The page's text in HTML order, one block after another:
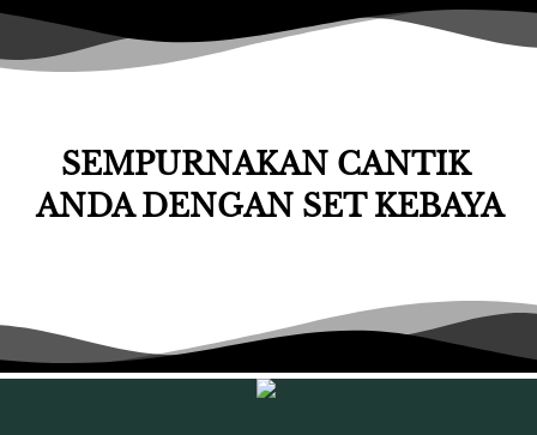
SEMPURNAKAN CANTIK
ANDA DENGAN SET KEBAYA